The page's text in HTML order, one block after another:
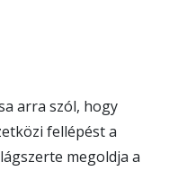
arra szól, hogy
fellépést a
megoldja a